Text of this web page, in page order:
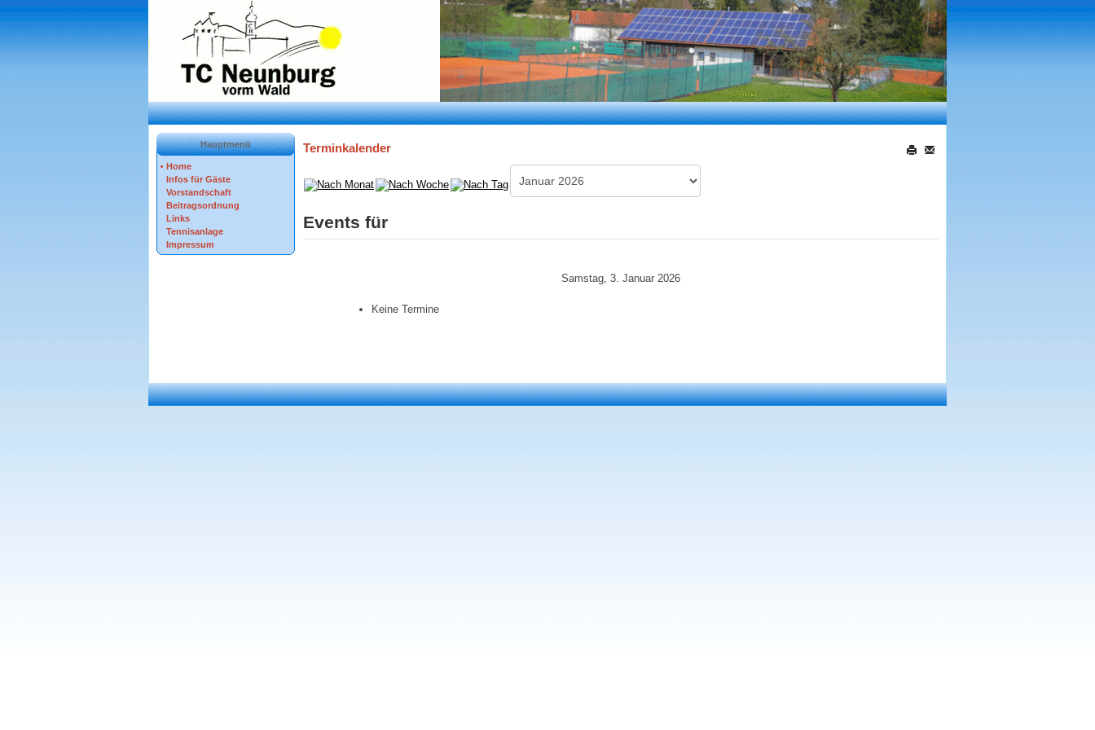
Hauptmenü
Home
Infos für Gäste
Vorstandschaft
Beitragsordnung
Links
Tennisanlage
Impressum
Terminkalender
Events für
Samstag, 3. Januar 2026
Keine Termine